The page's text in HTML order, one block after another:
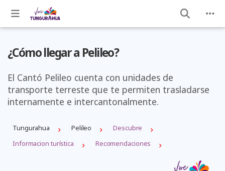
¿Cómo llegar a Pelileo?
El Cantó Pelileo cuenta con unidades de
transporte terreste que te permiten trasladarse
internamente e intercantonalmente.
Tungurahua Pelileo
Descubre
Informacion turística
Recomendaciones